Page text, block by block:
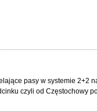
pasy w systemie 2+2
czyli od Częstochowy